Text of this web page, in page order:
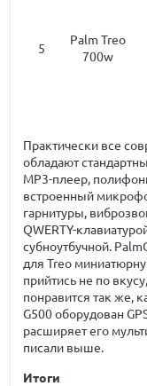
5
Palm Treo
700w
Практически все
обладают
MP3-плеер,
встроенный
гарнитуры,
QWERTY-
субноутбучной.
для Treo
прийтись не по
понравится так же,
G500 оборудован
расширяет его
писали выше.
Итоги